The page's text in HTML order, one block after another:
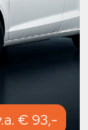
€ 93,-